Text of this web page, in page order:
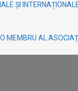
ȘI
MEMBRU AL